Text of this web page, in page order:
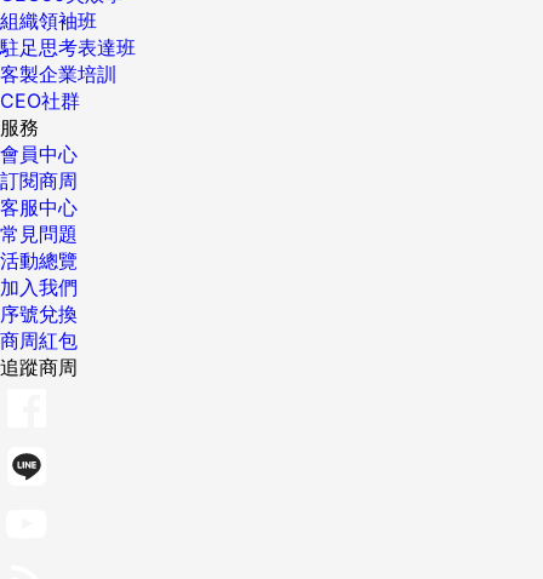
組織領袖班
駐足思考表達班
客製企業培訓
CEO社群
服務
會員中心
訂閱商周
客服中心
常見問題
活動總覽
加入我們
序號兌換
商周紅包
追蹤商周